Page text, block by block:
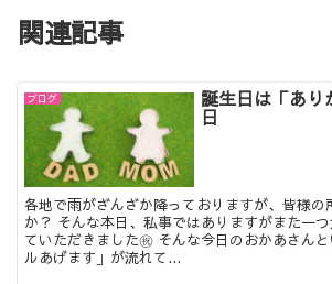
関連記事
ブログ 誕生日は「あり
日
各地で雨がざんざか降っておりますが、皆様の
か？ そんな本日、私事ではありますがまた一
ていただきました㊗ そんな今日のおかあさん
ルあげます」が流れて...